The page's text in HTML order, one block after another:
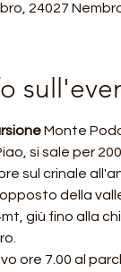
24027
Monte
si sale per
sul crinale
della
giù fino alla
ore 7.00 al